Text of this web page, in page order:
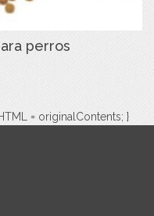
perros
= originalContents; }